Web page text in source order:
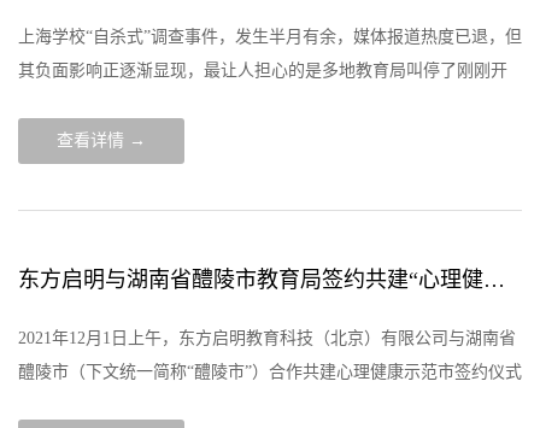
上海学校“自杀式”调查事件，发生半月有余，媒体报道热度已退，但
其负面影响正逐渐显现，最让人担心的是多地教育局叫停了刚刚开
错，就不进行心理健康测
查看详情 →
东方启明与湖南省醴陵市教育局签约共建“心理健康示范市”
2021年12月1日上午，东方启明教育科技（北京）有限公司与湖南省
醴陵市（下文统一简称“醴陵市”）合作共建心理健康示范市签约仪式